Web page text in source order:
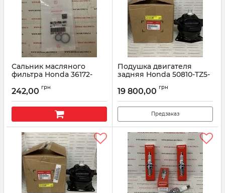
Сальник масляного
фильтра Honda 36172-
Артикул: 36172P8AA01
242,00 грн
Подушка двигателя
задняя Honda 50810-TZ5-
Артикул: 50810TZ5A03
19 800,00 грн
Предзаказ